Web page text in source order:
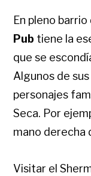
En pleno
Pub tiene la
que se
Algunos de
personajes
Seca. Por
mano derecha
Visitar el